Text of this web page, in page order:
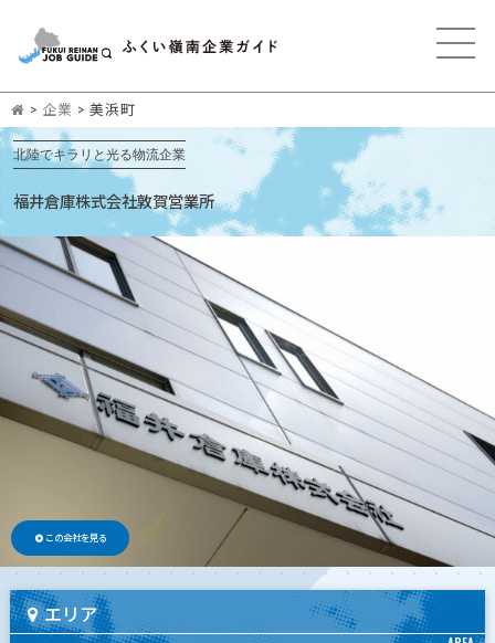
> 企業 > 美浜町
北陸でキラリと光る物流企業
福井倉庫株式会社敦賀営業所
この会社を見る
エリア